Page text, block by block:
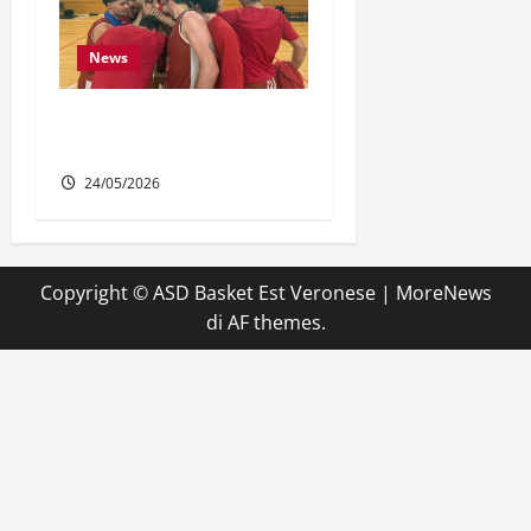
News
24/05/2026
Copyright © ASD Basket Est Veronese | MoreNews
di AF themes.